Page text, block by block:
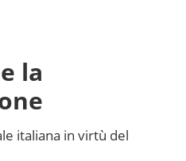
la
italiana in virtù del